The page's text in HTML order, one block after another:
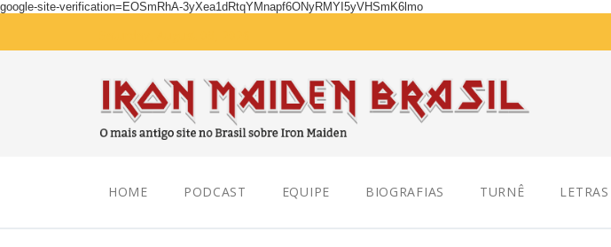
google-site-verification=EOSmRhA-3yXea1dRtqYMnapf6ONyRMYI5yVHSmK6lmo
HOME PODCAST EQUIPE BIOGRAFIAS TURNÊ LETRAS